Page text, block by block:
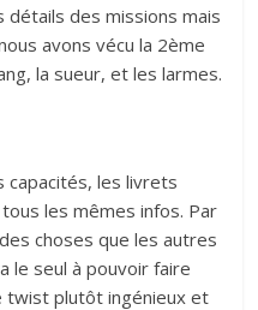
détails des missions mais
avons vécu la 2ème
la sueur, et les larmes.
capacités, les livrets
les mêmes infos. Par
choses que les autres
le seul à pouvoir faire
twist plutôt ingénieux et